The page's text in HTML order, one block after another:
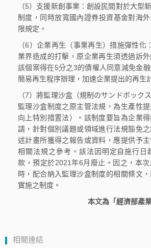
（5）支援新創事業：創設民間對於大型
制度，同時放寬國內證券投資基金對海
限規定。
（6）企業再生（事業再生）措施彈性化
業界造成的打擊，原企業再生須透過訴
該個案得在5分之3的債權人同意減免金
簡易再生程序辦理，加速企業提出的再生
（7）將監理沙盒（規制のサンドボック
監理沙盒制度之原主管法規，為生產性
向上特別措置法）。該制度要旨為企業
請，針對個別議題或領域進行法規豁免
述計畫所獲得之報告或資料，應提供予
相關法規之參考。該法因明定自施行日
款，預定於2021年6月廢止。因之，本
時，配合納入監理沙盒制度的相關條文
實施之制度。
本文為「經濟部產
相關連結